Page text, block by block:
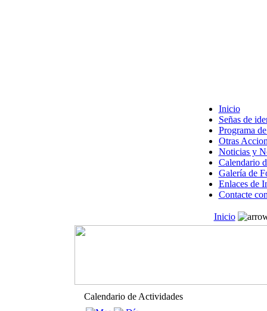
Inicio
Señas de
Programa
Otras
Noticias y
Calendario
Galería de
Enlaces de
Contacte
Inicio
Calendario de Actividades